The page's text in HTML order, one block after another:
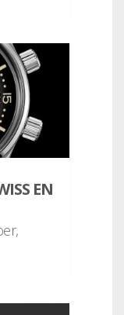
EN